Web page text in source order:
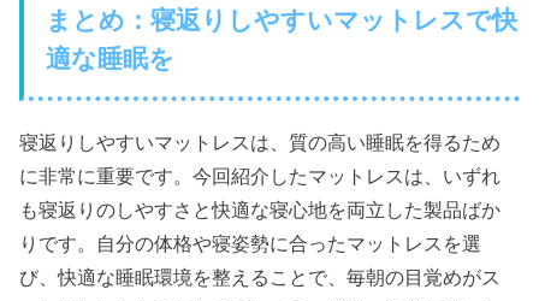
まとめ：寝返りしやすいマットレスで快
適な睡眠を
寝返りしやすいマットレスは、質の高い睡眠を得るため
に非常に重要です。今回紹介したマットレスは、いずれ
も寝返りのしやすさと快適な寝心地を両立した製品ばか
りです。自分の体格や寝姿勢に合ったマットレスを選
び、快適な睡眠環境を整えることで、毎朝の目覚めがス